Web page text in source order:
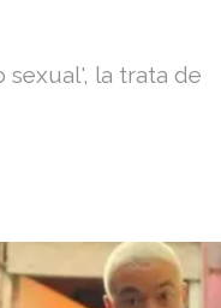
la trata de